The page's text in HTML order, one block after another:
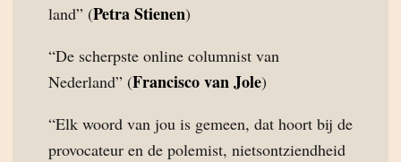
land” (Petra Stienen)
“De scherpste online columnist van
Nederland” (Francisco van Jole)
“Elk woord van jou is gemeen, dat hoort bij de
provocateur en de polemist, nietsontziendheid